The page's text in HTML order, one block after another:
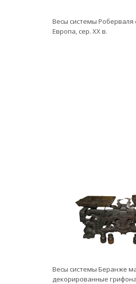
Весы системы
Европа, сер. ХХ в.
Весы системы Беранже
декорированные